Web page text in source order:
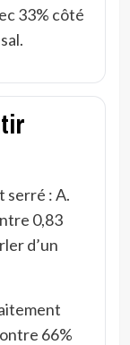
33% côté
serré : A.
0,83
d’un
66%